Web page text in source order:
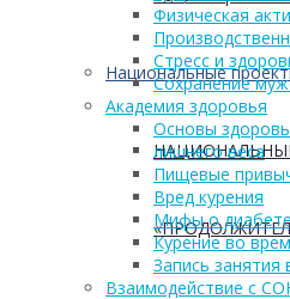
Национальные
Физическая
Стресс и
Сохранение
Академия здоровья
Основы
лишнего веса
Пищевые
Вред курения
Мифы о диабете
Курение во
Запись занятия
Взаимодействие с